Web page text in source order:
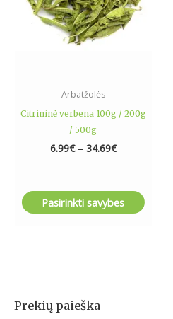
Prekių paieška
I
Arbatžolės
Citrininė verbena 100g / 200g
/ 500g
6.99€ – 34.69€
Pasirinkti savybes
options
may
be
page